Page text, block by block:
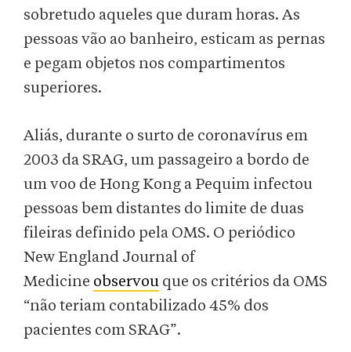
sobretudo aqueles que duram horas. As
pessoas vão ao banheiro, esticam as pernas
e pegam objetos nos compartimentos
superiores.
Aliás, durante o surto de coronavírus em
2003 da SRAG, um passageiro a bordo de
um voo de Hong Kong a Pequim infectou
pessoas bem distantes do limite de duas
fileiras definido pela OMS. O periódico
New England Journal of
Medicine observou que os critérios da OMS
“não teriam contabilizado 45% dos
pacientes com SRAG”.